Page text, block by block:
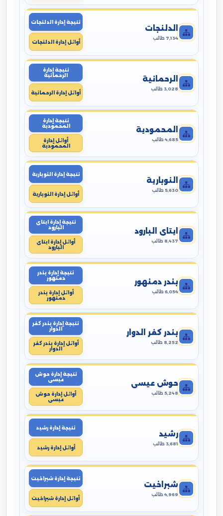
الدلنجات
7,134 طالب
نتيجة إدارة الدلنجات
أوائل إدارة الدلنجات
الرحمانية
3,028 طالب
نتيجة إدارة
الرحمانية
أوائل إدارة الرحمانية
المحمودية
4,685 طالب
نتيجة إدارة
المحمودية
أوائل إدارة
المحمودية
النوبارية
5,630 طالب
نتيجة إدارة النوبارية
أوائل إدارة النوبارية
ايتاى البارود
8,437 طالب
نتيجة إدارة ايتاى
البارود
أوائل إدارة ايتاى
البارود
بندر دمنهور
6,054 طالب
نتيجة إدارة بندر
دمنهور
أوائل إدارة بندر
دمنهور
بندر كفر الدوار
8,252 طالب
نتيجة إدارة بندر كفر
الدوار
أوائل إدارة بندر كفر
الدوار
حوش عيسى
5,248 طالب
نتيجة إدارة حوش
عيسى
أوائل إدارة حوش
عيسى
رشيد
3,681 طالب
نتيجة إدارة رشيد
أوائل إدارة رشيد
شبراخيت
4,969 طالب
نتيجة إدارة شبراخيت
أوائل إدارة شبراخيت